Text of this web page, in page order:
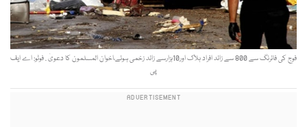
فوج کی فائرنگ سے 800 سے زائد افراد ہلاک اور10ہزارسے زائد زخمی ہوئے،اخوان المسلمون کا دعویٰ . فوٹو: اے ایف
پی